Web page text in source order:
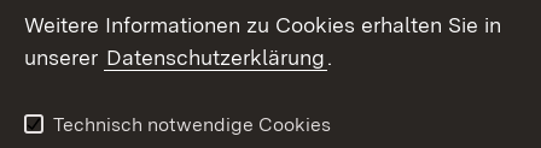
Kontakt
Datenschutz
Barrierefreiheit
Weitere Informationen zu Cookies erhalten Sie in
unserer Datenschutzerklärung.
Technisch notwendige Cookies